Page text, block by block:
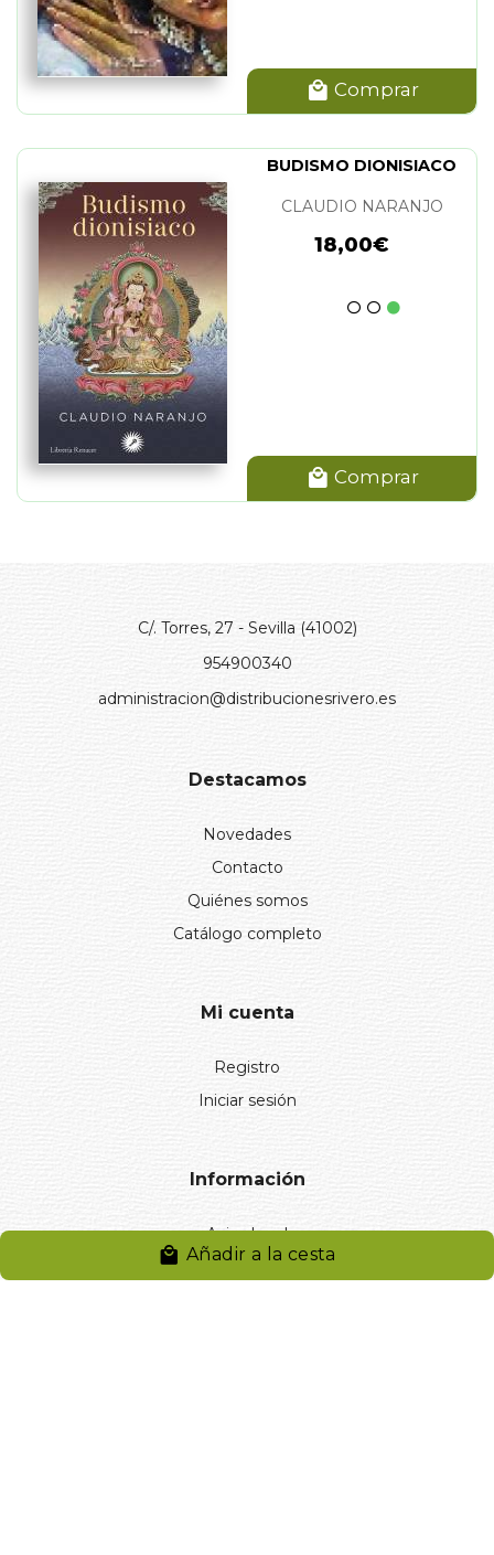
Añadir a la cesta
Comprar
BUDISMO DIONISIACO
CLAUDIO NARANJO
18,00€
Comprar
C/. Torres, 27 - Sevilla (41002)
954900340
administracion@distribucionesrivero.es
Destacamos
Novedades
Contacto
Quiénes somos
Catálogo completo
Mi cuenta
Registro
Iniciar sesión
Información
Aviso legal
Política de privacidad